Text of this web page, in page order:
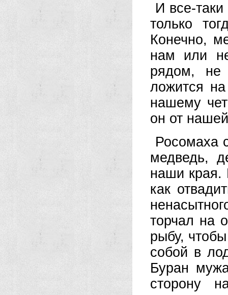
И все-
только
Конечно,
нам или
рядом, не
ложится
нашему
он от
Росомаха
медведь,
наши края.
как
торчал на
рыбу,
собой в
Буран
сторону